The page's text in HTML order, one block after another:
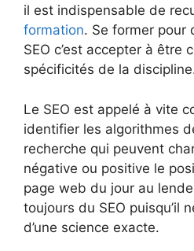
il est indispensable de
formation. Se former pour
SEO c’est accepter à être
spécificités de la
Le SEO est appelé à vite
identifier les algorithmes
recherche qui peuvent
négative ou positive le
page web du jour au
toujours du SEO puisqu’il
d’une science exacte.